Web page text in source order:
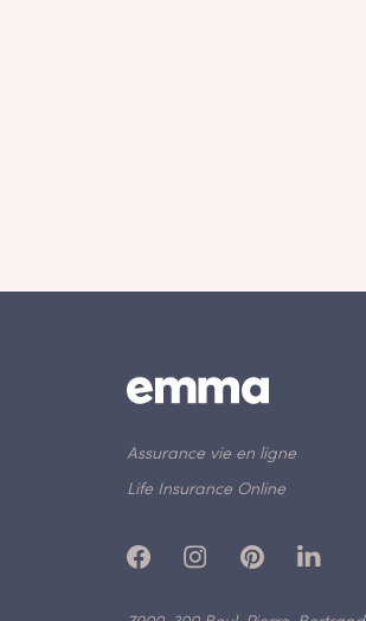
Assurance vie en ligne
Life Insurance Online